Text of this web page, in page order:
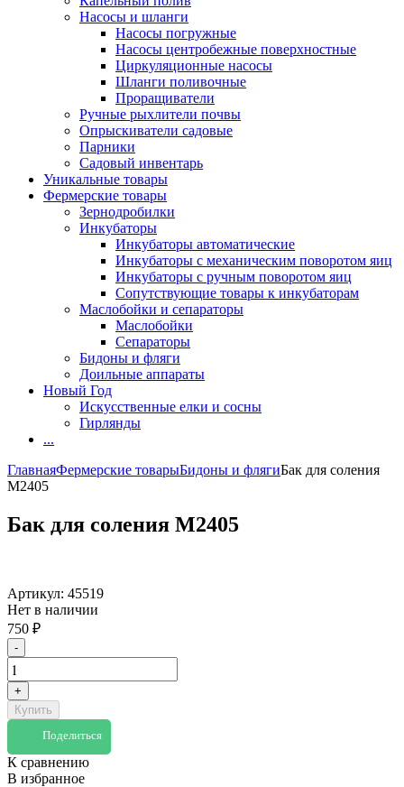
Насосы и шланги
Насосы погружные
Насосы центробежные поверхностные
Циркуляционные насосы
Шланги поливочные
Проращиватели
Ручные рыхлители почвы
Опрыскиватели садовые
Парники
Садовый инвентарь
Уникальные товары
Фермерские товары
Зернодробилки
Инкубаторы
Инкубаторы автоматические
Инкубаторы с механическим поворотом яиц
Инкубаторы с ручным поворотом яиц
Сопутствующие товары к инкубаторам
Маслобойки и сепараторы
Маслобойки
Сепараторы
Бидоны и фляги
Доильные аппараты
Новый Год
Искусственные елки и сосны
Гирлянды
...
ГлавнаяФермерские товарыБидоны и флягиБак для соления
М2405
Бак для соления М2405
Артикул: 45519
Нет в наличии
750 ₽
-
+
Купить
Поделиться
К сравнению
В избранное